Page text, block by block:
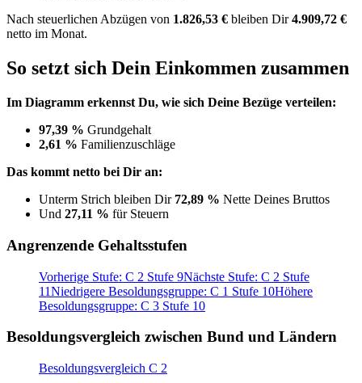
Nach steuerlichen Abzügen von 1.826,53 € bleiben Dir4.909,72 €
netto im Monat.
So setzt sich Dein Einkommen zusammen
Im Diagramm erkennst Du, wie sich Deine Bezüge verteilen:
97,39 % Grundgehalt
2,61 % Familienzuschläge
Das kommt netto bei Dir an:
Unterm Strich bleiben Dir 72,89 % Nette Deines Bruttos
Und 27,11 % für Steuern
Angrenzende Gehaltsstufen
Vorherige Stufe: C 2 Stufe 9Nächste Stufe: C 2 Stufe
11Niedrigere Besoldungsgruppe: C 1 Stufe 10Höhere
Besoldungsgruppe: C 3 Stufe 10
Besoldungsvergleich zwischen Bund und Ländern
Besoldungsvergleich C 2